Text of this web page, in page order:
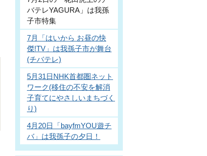
バテレYAGURA」は我孫
子市特集
7月「はいから お昼の快
傑!TV」は我孫子市が舞台
(チバテレ)
5月31日NHK首都圏ネット
ワーク(移住の不安を解消
子育てにやさしいまちづく
り)
4月20日「bayfmYOU遊チ
バ」は我孫子の夕日！